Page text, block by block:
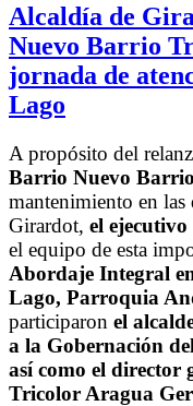
Alcaldía de
Nuevo Barrio
jornada de
Lago
A propósito del
Barrio Nuevo
mantenimiento en las
Girardot, el ejecutivo
el equipo de esta
Abordaje Integral
Lago, Parroquia
participaron el
a la Gobernación
así como el director
Tricolor Aragua